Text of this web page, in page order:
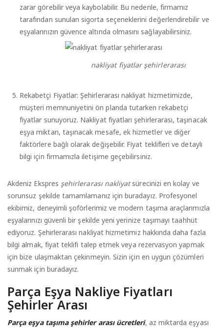
zarar görebilir veya kaybolabilir. Bu nedenle, firmamız
tarafından sunulan sigorta seçeneklerini değerlendirebilir ve
eşyalarınızın güvence altında olmasını sağlayabilirsiniz.
nakliyat fiyatlar şehirlerarası
Rekabetçi Fiyatlar: Şehirlerarası nakliyat hizmetimizde,
müşteri memnuniyetini ön planda tutarken rekabetçi
fiyatlar sunuyoruz. Nakliyat fiyatları şehirlerarası, taşınacak
eşya miktarı, taşınacak mesafe, ek hizmetler ve diğer
faktörlere bağlı olarak değişebilir. Fiyat teklifleri ve detaylı
bilgi için firmamızla iletişime geçebilirsiniz.
Akdeniz Ekspres şehirlerarası nakliyatsürecinizi en kolay ve
sorunsuz şekilde tamamlamanız için buradayız. Profesyonel
ekibimiz, deneyimli şoförlerimiz ve modern taşıma araçlarımızla
eşyalarınızı güvenli bir şekilde yeni yerinize taşımayı taahhüt
ediyoruz. Şehirlerarası nakliyat hizmetimiz hakkında daha fazla
bilgi almak, fiyat teklifi talep etmek veya rezervasyon yapmak
için bize ulaşmaktan çekinmeyin. Sizin için en uygun çözümleri
sunmak için buradayız.
Parça Eşya Nakliye Fiyatları
Şehirler Arası
Parça eşya taşıma şehirler arası ücretleri, az miktarda eşyası